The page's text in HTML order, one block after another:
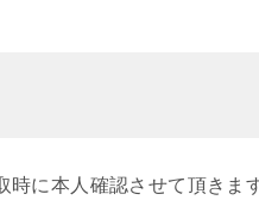
に本人確認させて頂きま